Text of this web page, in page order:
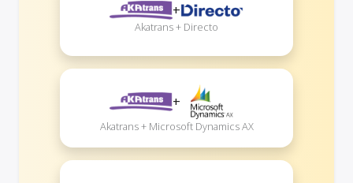
+
Akatrans + Directo
+
Akatrans + Microsoft Dynamics AX